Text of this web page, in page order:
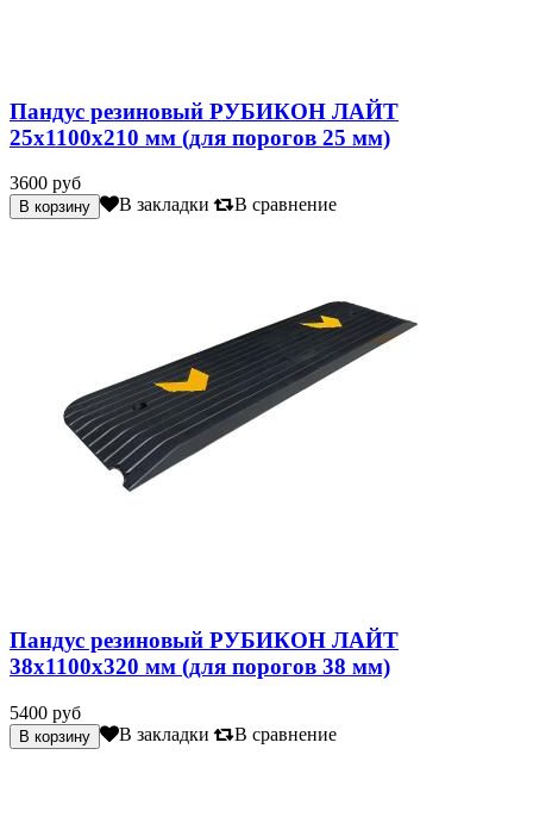
Пандус резиновый РУБИКОН ЛАЙТ
25х1100х210 мм (для порогов 25 мм)
3600 руб
В закладки В сравнение
Пандус резиновый РУБИКОН ЛАЙТ
38х1100х320 мм (для порогов 38 мм)
5400 руб
В закладки В сравнение